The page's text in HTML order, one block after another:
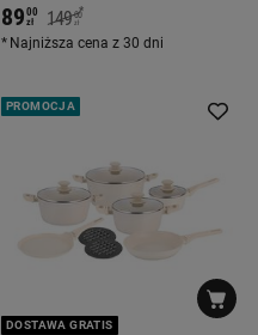
8900
zł 149 00
zł
*
Najniższa cena z 30 dni
PROMOCJA
DOSTAWA GRATIS